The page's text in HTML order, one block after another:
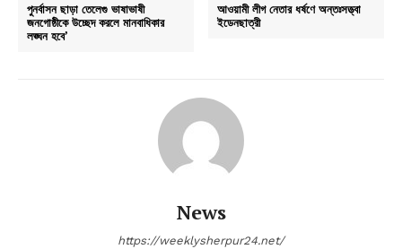
পুনর্বাসন ছাড়া তেলেগু ভাষাভাষী
জনগোষ্ঠীকে উচ্ছেদ করলে মানবাধিকার
লঙ্ঘন হবে’
আওয়ামী লীগ নেতার ধর্ষণে অন্তঃসত্ত্বা
ইডেনছাত্রী
News
https://weeklysherpur24.net/